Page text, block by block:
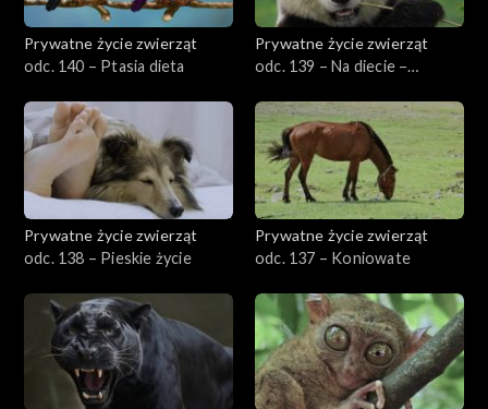
Prywatne życie zwierząt
odc. 140 – Ptasia dieta
Prywatne życie zwierząt
odc. 139 – Na diecie –
Prywatne życie zwierząt
odc. 138 – Pieskie życie
Prywatne życie zwierząt
odc. 137 – Koniowate